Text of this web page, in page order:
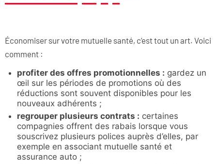
Économiser sur votre mutuelle santé, c’est tout un art. Voici
comment :
profiter des offres promotionnelles : gardez un
œil sur les périodes de promotions où des
réductions sont souvent disponibles pour les
nouveaux adhérents ;
regrouper plusieurs contrats : certaines
compagnies offrent des rabais lorsque vous
souscrivez plusieurs polices auprès d’elles, par
exemple en associant mutuelle santé et
assurance auto ;